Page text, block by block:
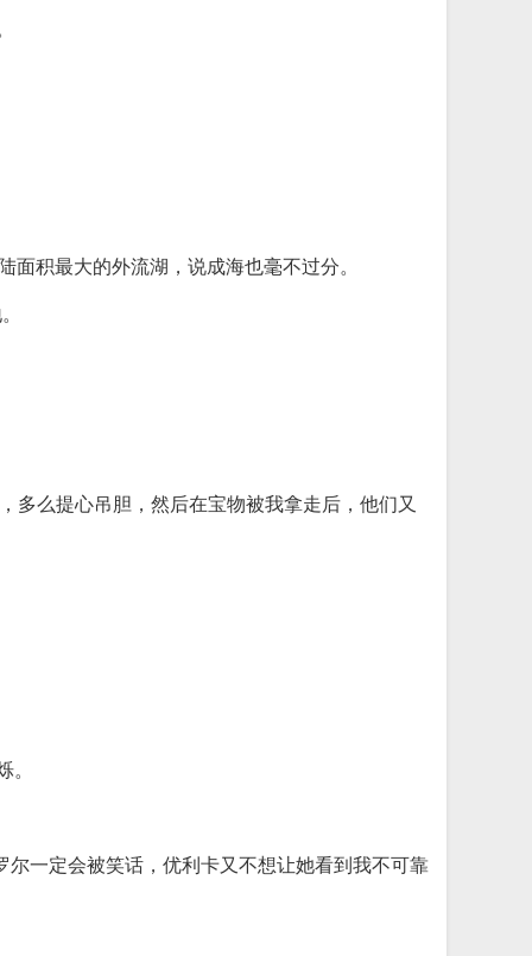
积最大的外流湖，说成海也毫不过分。
多么提心吊胆，然后在宝物被我拿走后，他们又
。
尔一定会被笑话，优利卡又不想让她看到我不可靠